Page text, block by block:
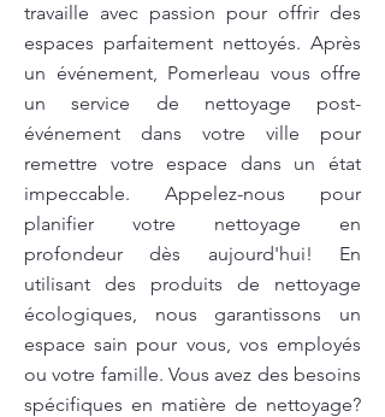
travaille avec passion pour offrir des
espaces parfaitement nettoyés. Après
un événement, Pomerleau vous offre
un service de nettoyage post-
événement dans votre ville pour
remettre votre espace dans un état
impeccable. Appelez-nous pour
planifier votre nettoyage en
profondeur dès aujourd'hui! En
utilisant des produits de nettoyage
écologiques, nous garantissons un
espace sain pour vous, vos employés
ou votre famille. Vous avez des besoins
spécifiques en matière de nettoyage?